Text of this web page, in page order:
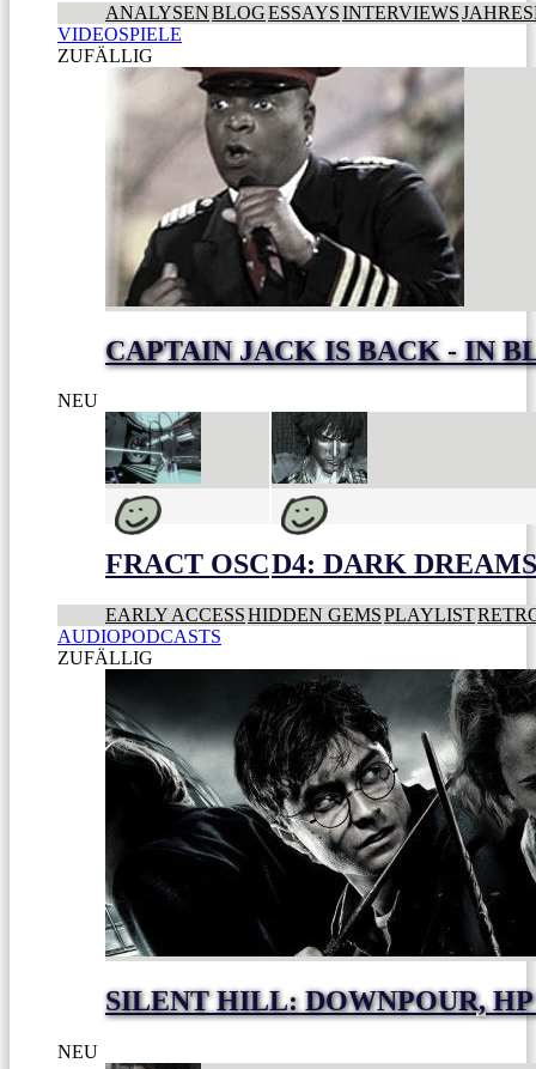
ANALYSENBLOGESSAYSINTERVIEWS
VIDEOSPIELE
ZUFÄLLIG
CAPTAIN JACK IS BACK - IN
NEU
FRACT OSCD4: DARK
EARLY ACCESSHIDDEN GEMSPLAYLIST
AUDIOPODCASTS
ZUFÄLLIG
SILENT HILL: DOWNPOUR,
NEU